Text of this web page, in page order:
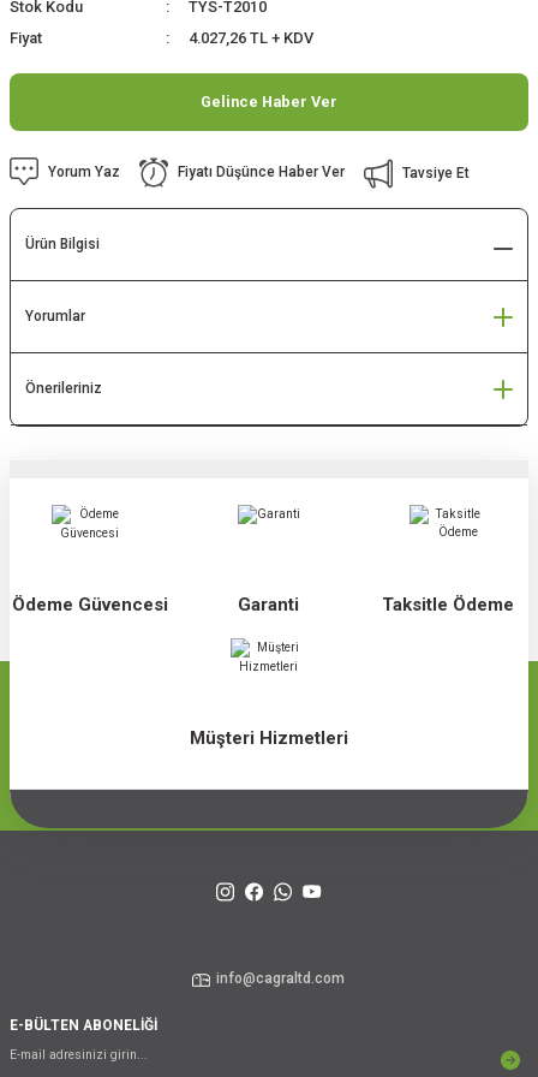
Stok Kodu
TYS-T2010
Fiyat
4.027,26 TL + KDV
Gelince Haber Ver
Yorum Yaz Fiyatı Düşünce Haber Ver Tavsiye Et
Ürün Bilgisi
Yorumlar
Önerileriniz
Ödeme Güvencesi Garanti Taksitle Ödeme
Müşteri Hizmetleri
info@cagraltd.com
E-BÜLTEN ABONELİĞİ